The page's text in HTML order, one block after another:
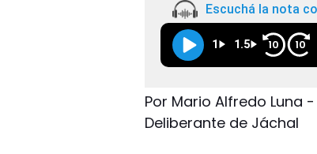
Escuchá la nota
1 1.5 10 10
Por Mario Alfredo Luna
Deliberante de Jáchal